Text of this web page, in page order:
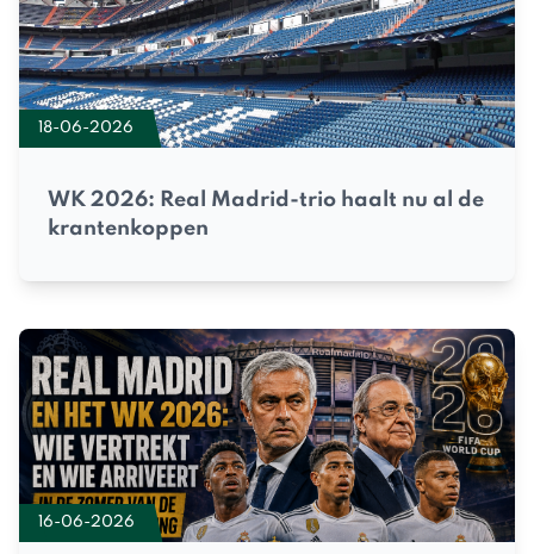
18-06-2026
WK 2026: Real Madrid-trio haalt nu al de
krantenkoppen
16-06-2026